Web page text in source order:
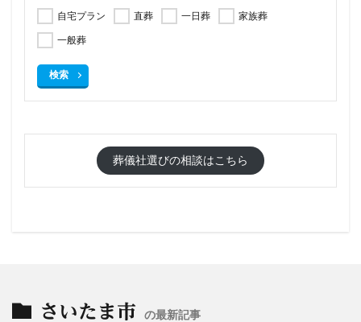
自宅プラン 直葬 一日葬
家族葬
一般葬
検索
葬儀社選びの相談はこちら
さいたま市 の最新記事